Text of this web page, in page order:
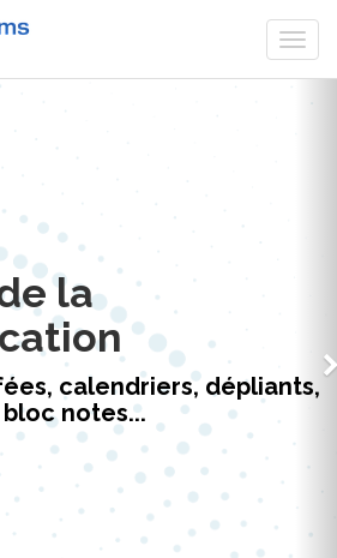
la
calendriers, dépliants,
notes...